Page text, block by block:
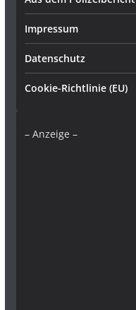
Impressum
Datenschutz
Cookie-Richtlinie (EU)
– Anzeige –